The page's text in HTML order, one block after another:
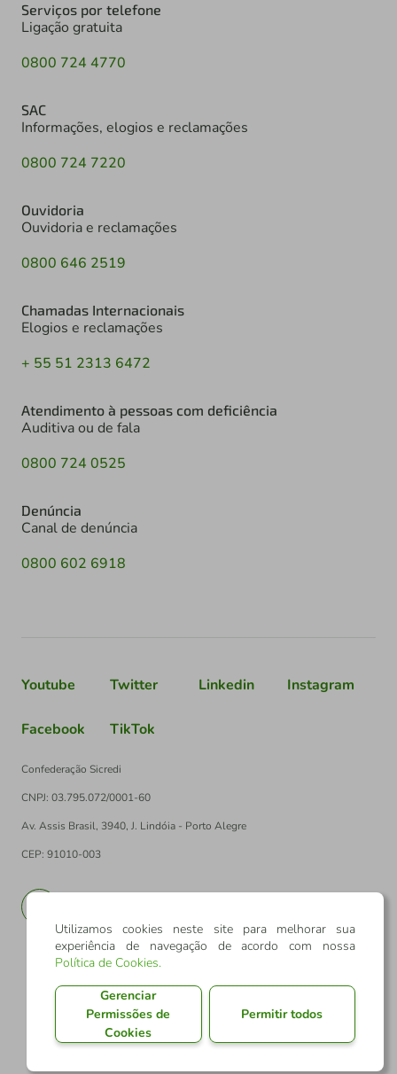
Serviços por telefone
Ligação gratuita
0800 724 4770
SAC
Informações, elogios e reclamações
0800 724 7220
Ouvidoria
Ouvidoria e reclamações
0800 646 2519
Chamadas Internacionais
Elogios e reclamações
+ 55 51 2313 6472
Atendimento à pessoas com deficiência
Auditiva ou de fala
0800 724 0525
Denúncia
Canal de denúncia
0800 602 6918
Youtube Twitter Linkedin Instagram
Facebook TikTok
Confederação Sicredi
CNPJ: 03.795.072/0001-60
Av. Assis Brasil, 3940, J. Lindóia - Porto Alegre
CEP: 91010-003
Utilizamos cookies neste site para melhorar sua
experiência de navegação de acordo com nossa
Política de Cookies.
Gerenciar
Permissões de
Cookies
Permitir todos